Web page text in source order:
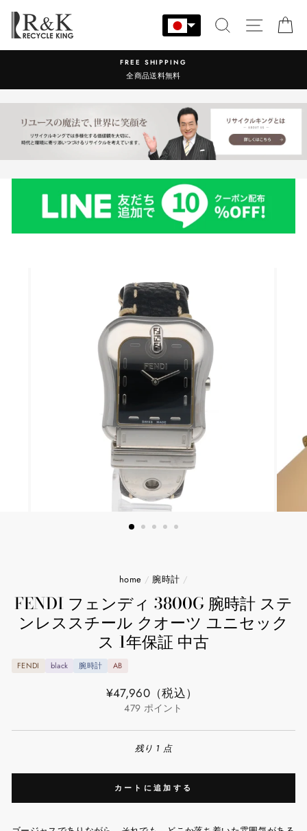
ン
す
検索 サイト
営業時間：9:00-17:30 年中無休
home / 腕時計 /
FENDI フェンディ 3800G 腕時計 ステ
ンレススチール クオーツ ユニセック
ス 1年保証 中古
FENDI black 腕時計 AB
通
¥47,960（税込）
479 ポイント
残り 1 点
カートに追加する